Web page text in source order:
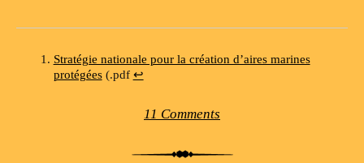
Stratégie nationale pour la création d’aires marines
protégées(.pdf ↩
11 Comments